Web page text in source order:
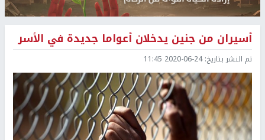
أسيران من جنين يدخلان أعواما جديدة في الأسر
تم النشر بتاريخ:2020-06-24 11:45